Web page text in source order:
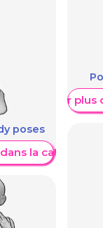
poses
la catégorie
Afficher